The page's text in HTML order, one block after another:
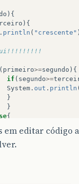
){
){
. println ( "crescente"
( primeiro>=segundo ){
if ( segundo>=
System . out . println
}
}
{
System
println
}
editar código